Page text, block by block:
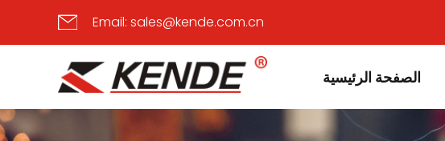
Email: sales@kende.com.cn
الصفحة الرئيسية